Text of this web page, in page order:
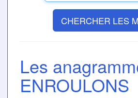
CHERCHER LES
Les
ENROULONS